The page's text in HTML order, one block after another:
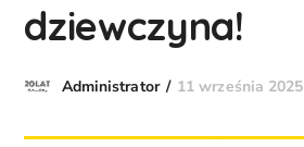
dziewczyna!
Administrator 11 września 2025